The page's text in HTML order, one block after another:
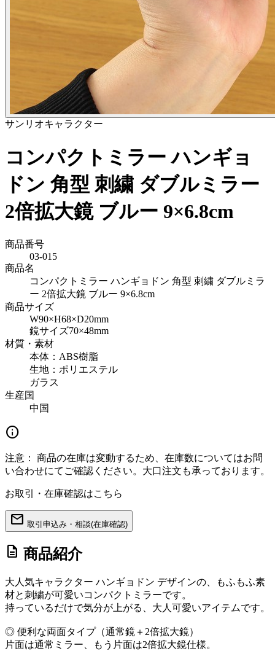
サンリオキャラクター
コンパクトミラー ハンギョ
ドン 角型 刺繍 ダブルミラー
2倍拡大鏡 ブルー 9×6.8cm
商品番号
03-015
商品名
コンパクトミラー ハンギョドン 角型 刺繍 ダブルミラ
ー 2倍拡大鏡 ブルー 9×6.8cm
商品サイズ
W90×H68×D20mm
鏡サイズ70×48mm
材質・素材
本体：ABS樹脂
生地：ポリエステル
ガラス
生産国
中国
info
注意：
商品の在庫は変動するため、在庫数についてはお問
い合わせにてご確認ください。大口注文も承っております。
お取引・在庫確認はこちら
mail 取引申込み・相談(在庫確認)
description 商品紹介
大人気キャラクター ハンギョドン デザインの、もふもふ素
材と刺繍が可愛いコンパクトミラーです。
持っているだけで気分が上がる、大人可愛いアイテムです。
◎ 便利な両面タイプ（通常鏡＋2倍拡大鏡）
片面は通常ミラー、もう片面は2倍拡大鏡仕様。